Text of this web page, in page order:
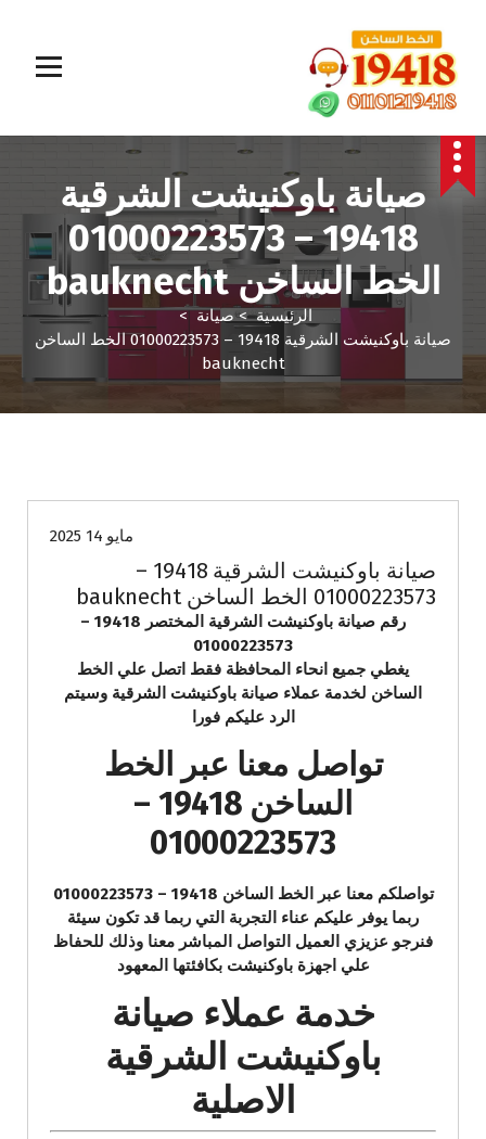
البوتاجازات، الثلاجات وغيرها داخل القاهرة والجيزة وجميع المحافظات. اتصل بنا الآن!
صيانة باوكنيشت الشرقية
19418 – 01000223573
الخط الساخن bauknecht
الرئيسية>صيانة>
صيانة باوكنيشت الشرقية 19418 – 01000223573 الخط الساخن
bauknecht
مايو 14 2025
صيانة باوكنيشت الشرقية 19418 –
01000223573 الخط الساخن bauknecht
رقم صيانة باوكنيشت الشرقية المختصر 19418 –
01000223573
يغطي جميع انحاء المحافظة فقط اتصل علي الخط
الساخن لخدمة عملاء صيانة باوكنيشت الشرقية وسيتم
الرد عليكم فورا
تواصل معنا عبر الخط
الساخن 19418 –
01000223573
تواصلكم معنا عبر الخط الساخن 19418 – 01000223573
ربما يوفر عليكم عناء التجربة التي ربما قد تكون سيئة
فنرجو عزيزي العميل التواصل المباشر معنا وذلك للحفاظ
علي اجهزة باوكنيشت بكافئتها المعهود
خدمة عملاء صيانة
باوكنيشت الشرقية
الاصلية